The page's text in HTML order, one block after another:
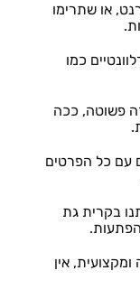
או שתרימו
כמו
פשוטה, ככה
עם כל הפרטים
בקרית גת
אין